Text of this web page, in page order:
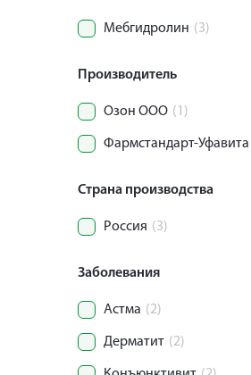
Мебгидролин (3)
Производитель
Озон ООО (1)
Страна производства
Россия (3)
Заболевания
Астма (2)
Дерматит (2)